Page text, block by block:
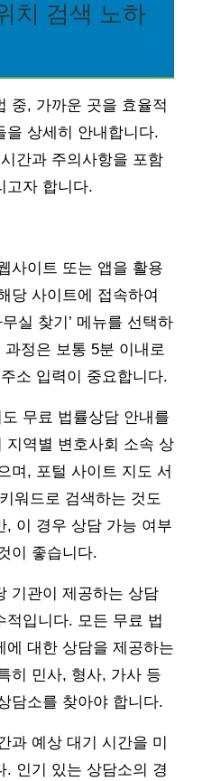
치 검색 노하
중, 가까운 곳을 효율적
을 상세히 안내합니다.
간과 주의사항을 포함
고자 합니다.
사이트 또는 앱을 활용
당 사이트에 접속하여
무실 찾기’ 메뉴를 선택하
정은 보통 5분 이내로
소 입력이 중요합니다.
무료 법률상담 안내를
지역별 변호사회 소속 상
며, 포털 사이트 지도 서
워드로 검색하는 것도
, 이 경우 상담 가능 여부
이 좋습니다.
기관이 제공하는 상담
적입니다. 모든 무료 법
에 대한 상담을 제공하는
히 민사, 형사, 가사 등
담소를 찾아야 합니다.
과 예상 대기 시간을 미
. 인기 있는 상담소의 경